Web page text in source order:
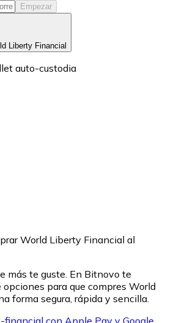
Empezar
Liberty Financial
auto-custodia
World Liberty Financial al
más te guste. En Bitnovo te
para que compres World
forma segura, rápida y sencilla.
con Apple Pay y Google